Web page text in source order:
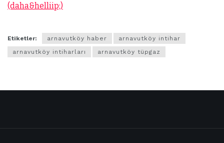
(daha&helliip;)
Etiketler: arnavutköy haber
arnavutköy intihar
arnavutköy intiharları
arnavutköy tüpgaz